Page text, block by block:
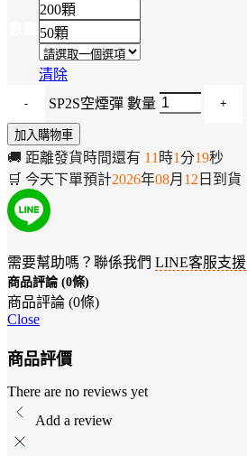
200顆
50顆
清除
SP2S空煙彈 數量
加入購物車
🚚 距離發貨時間還有 11 時1分19秒
🛒 今天下單預計2026年08月 12 日 到貨
需要幫助嗎？聯係我們 LINE客服支援
商品評論 (0條)
商品評論 (0條)
Close
商品評價
There are no reviews yet
Add a review